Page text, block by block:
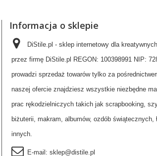
Informacja o sklepie
DiStile.pl - sklep internetowy dla
przez firmę DiStile.pl REGON: 100398991 NIP:
prowadzi sprzedaż towarów tylko za
naszej ofercie znajdziesz wszystkie niezbędne
prac rękodzielniczych takich jak scrapbooking,
biżuterii, makram, albumów, ozdób świątecznych,
innych.
E-mail: sklep@distile.pl